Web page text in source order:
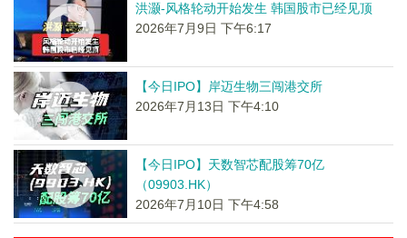
洪灏-风格轮动开始发生 韩国股市已经见顶
2026年7月9日 下午6:17
【今日IPO】岸迈生物三闯港交所
2026年7月13日 下午4:10
【今日IPO】天数智芯配股筹70亿
（09903.HK）
2026年7月10日 下午4:58